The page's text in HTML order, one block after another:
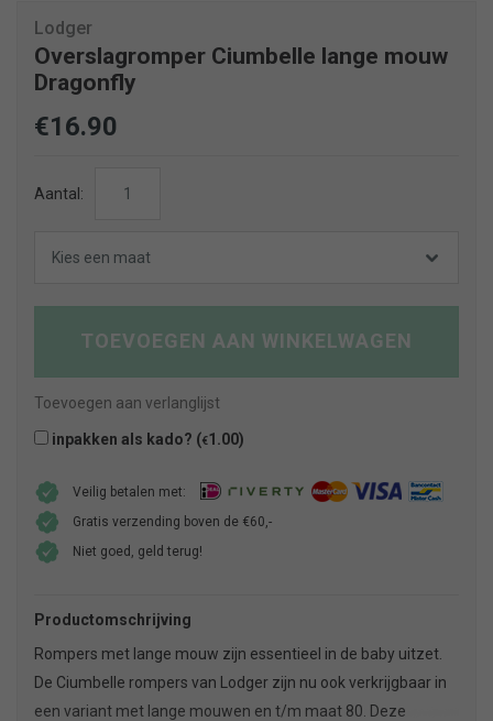
Lodger
Overslagromper Ciumbelle lange mouw
Dragonfly
€16.90
Aantal:
mouw
Kies een maat
TOEVOEGEN AAN WINKELWAGEN
Toevoegen aan verlanglijst
inpakken als kado? (€1.00)
Veilig betalen met:
Gratis verzending boven de €60,-
Niet goed, geld terug!
Productomschrijving
Rompers met lange mouw zijn essentieel in de baby uitzet.
De Ciumbelle rompers van Lodger zijn nu ook verkrijgbaar in
een variant met lange mouwen en t/m maat 80. Deze